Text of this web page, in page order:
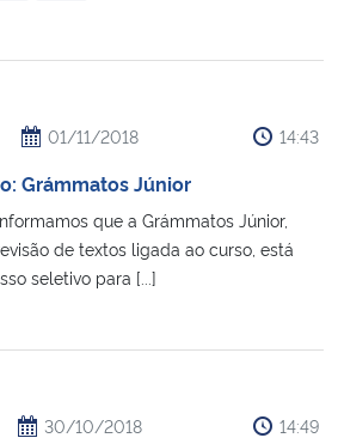
01/11/2018 14:43
Grámmatos Júnior
que a Grámmatos Júnior,
de textos ligada ao curso, está
seletivo para [...]
30/10/2018 14:49